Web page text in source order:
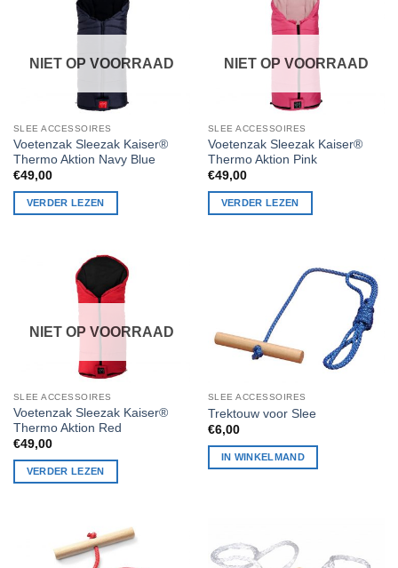
NIET OP VOORRAAD
SLEE ACCESSOIRES
Voetenzak Sleezak Kaiser®
Thermo Aktion Navy Blue
€49,00
VERDER LEZEN
NIET OP VOORRAAD
SLEE ACCESSOIRES
Voetenzak Sleezak Kaiser®
Thermo Aktion Pink
€49,00
VERDER LEZEN
NIET OP VOORRAAD
SLEE ACCESSOIRES
Voetenzak Sleezak Kaiser®
Thermo Aktion Red
€49,00
VERDER LEZEN
SLEE ACCESSOIRES
Trektouw voor Slee
€6,00
IN WINKELMAND